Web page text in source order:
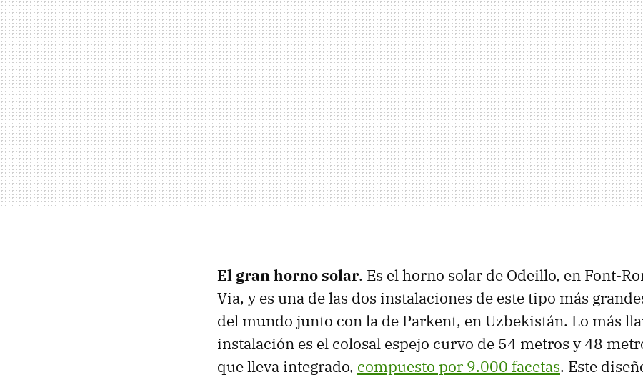
El gran horno solar. Es el horno solar de Odeillo, en Font-
Via, y es una de las dos instalaciones de este tipo más
del mundo junto con la de Parkent, en Uzbekistán. Lo más
instalación es el colosal espejo curvo de 54 metros y 48
que lleva integrado, compuesto por 9.000 facetas. Este